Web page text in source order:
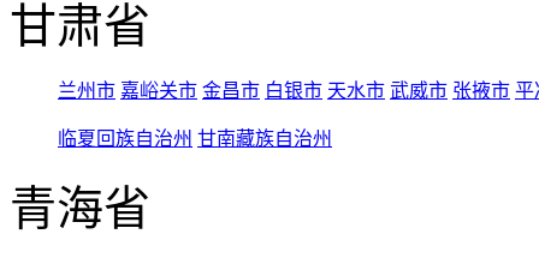
甘肃省
兰州市 嘉峪关市 金昌市 白银市 天水市 武威市 张掖市 平
临夏回族自治州 甘南藏族自治州
青海省